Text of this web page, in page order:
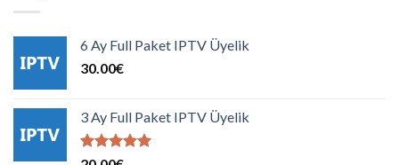
6 Ay Full Paket IPTV Üyelik
30.00€
3 Ay Full Paket IPTV Üyelik
5 üzerinden